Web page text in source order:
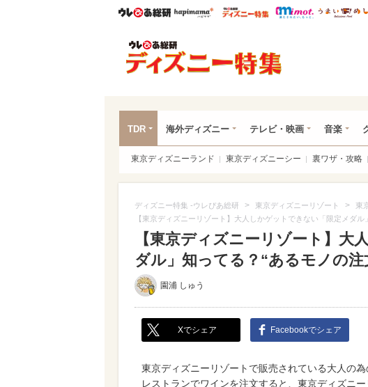
ウレぴあ総研ハピママ* ウレぴあ総研 ディ
mimot.
TDR 海外ディズニー テレビ・映画 音楽
東京ディズニーランド 東京ディズニーシー 裏ワザ・攻略
ディズニー特集 -ウレぴあ総研 > 東京ディズニーリゾート > 東
【東京ディズニーリゾート】大人しかゲットできない「限定メダル
【東京ディズニーリゾート】大
ダル」知ってる？“あるモノの注
園浦 しゅう
Xでシェア Facebookでシェア
東京ディズニーリゾートで販売されている大人の
レストランでワインを注文すると、東京ディズニ